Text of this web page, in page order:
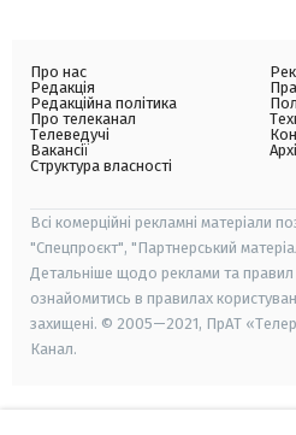
Про нас
Редакція
Редакційна політика
Про телеканал
Телеведучі
Вакансії
Структура власності
Всі комерційні рекламні матеріали
"Спецпроєкт", "Партнерський
Детальніше щодо реклами та
ознайомитись в правилах
захищені. © 2005—2021, ПрАТ
Канал.